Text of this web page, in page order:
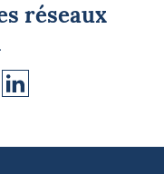
réseaux